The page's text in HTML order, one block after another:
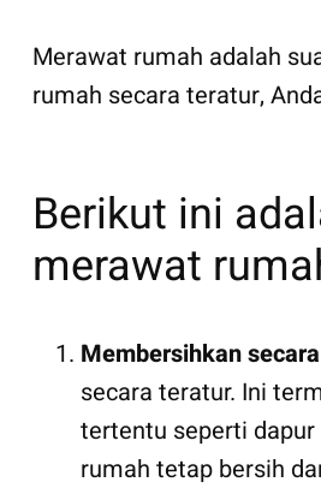
Merawat rumah adalah
rumah secara teratur,
Berikut ini
merawat
Membersihkan
secara teratur. Ini
tertentu seperti
rumah tetap bersih